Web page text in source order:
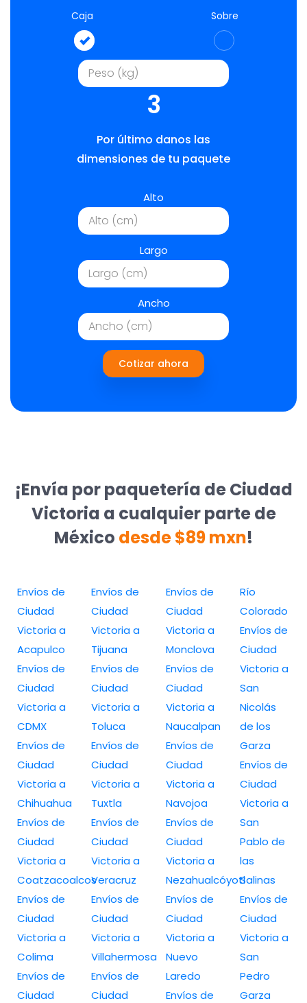
Caja Sobre
3
Por último danos las
dimensiones de tu paquete
Alto
Largo
Ancho
Cotizar ahora
¡Envía por paquetería de Ciudad
Victoria a cualquier parte de
México desde $89 mxn!
Envíos de
Ciudad
Victoria a
Acapulco
Envíos de
Ciudad
Victoria a
CDMX
Envíos de
Ciudad
Victoria a
Chihuahua
Envíos de
Ciudad
Victoria a
Coatzacoalcos
Envíos de
Ciudad
Victoria a
Colima
Envíos de
Ciudad
Envíos de
Ciudad
Victoria a
Tijuana
Envíos de
Ciudad
Victoria a
Toluca
Envíos de
Ciudad
Victoria a
Tuxtla
Envíos de
Ciudad
Victoria a
Veracruz
Envíos de
Ciudad
Victoria a
Villahermosa
Envíos de
Ciudad
Envíos de
Ciudad
Victoria a
Monclova
Envíos de
Ciudad
Victoria a
Naucalpan
Envíos de
Ciudad
Victoria a
Navojoa
Envíos de
Ciudad
Victoria a
Nezahualcóyotl
Envíos de
Ciudad
Victoria a
Nuevo
Laredo
Envíos de
Río
Colorado
Envíos de
Ciudad
Victoria a
San
Nicolás
de los
Garza
Envíos de
Ciudad
Victoria a
San
Pablo de
las
Salinas
Envíos de
Ciudad
Victoria a
San
Pedro
Garza